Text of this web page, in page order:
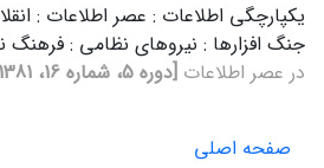
یکپارچگی اطلاعات : عصر اطلاعات :
جنگ افزارها : نیروهای نظامی : فرهنگ
در عصر اطلاعات‌ [دوره 5، شماره 16، 1381، صفحه 463-473]
صفحه اصلی